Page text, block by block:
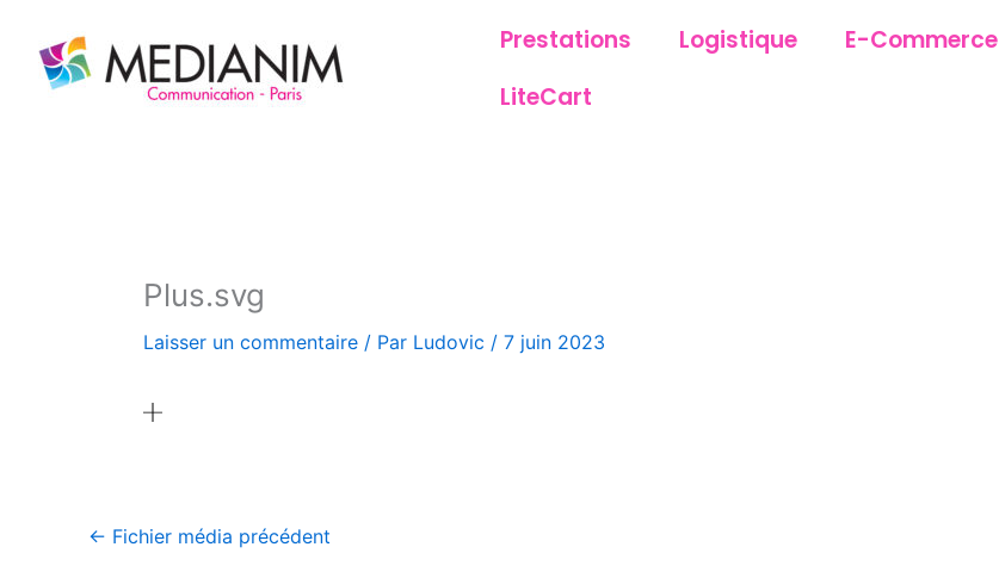
contenu
Prestations Logistique E-Commerce
LiteCart
Plus.svg
Laisser un commentaire / Par Ludovic / 7 juin 2023
← Fichier média précédent